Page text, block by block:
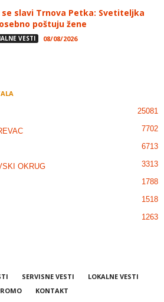
se slavi Trnova Petka: Svetiteljka
poštuju žene
VESTI 08/08/2026
25081
7702
6713
OKRUG 3313
1788
1518
1263
SERVISNE VESTI
LOKALNE VESTI
KONTAKT